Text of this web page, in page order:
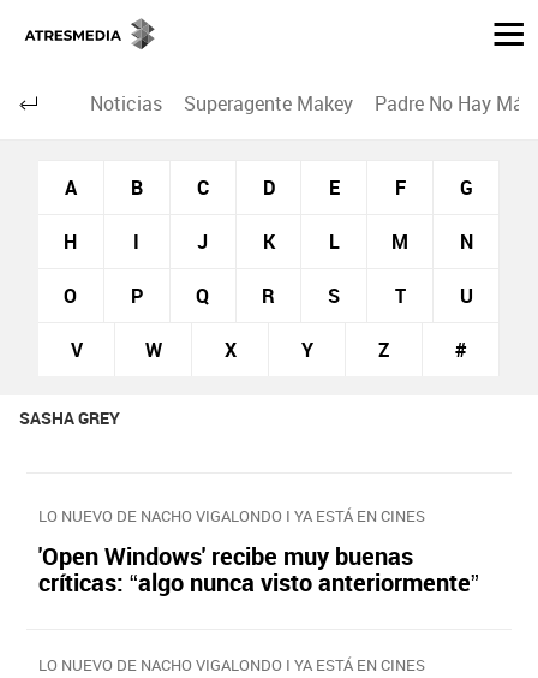
Noticias Superagente Makey Padre No Hay
A B C D E F G
H I J K L M N
O P Q R S T U
V W X Y Z #
SASHA GREY
LO NUEVO DE NACHO VIGALONDO I YA ESTÁ EN CINES
'Open Windows' recibe muy buenas
críticas: “algo nunca visto anteriormente”
LO NUEVO DE NACHO VIGALONDO I YA ESTÁ EN CINES